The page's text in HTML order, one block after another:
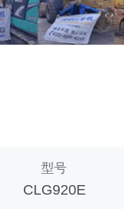
型号
CLG920E